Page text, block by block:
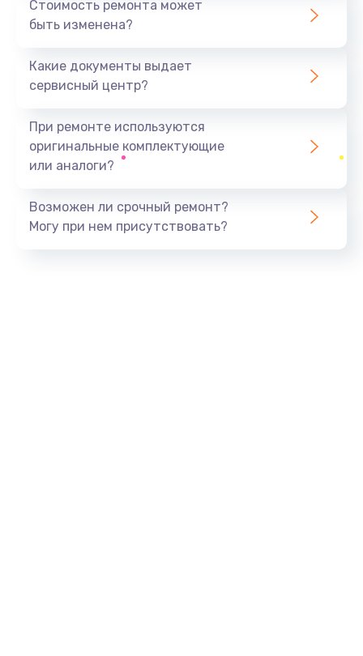
Замена разъёма наушников (гарнитуры)
Замена кнопок громкости
Заказать
Стоимость ремонта может
быть изменена?
Какие документы выдает
сервисный центр?
При ремонте используются
оригинальные комплектующие
или аналоги?
Возможен ли срочный ремонт?
Могу при нем присутствовать?